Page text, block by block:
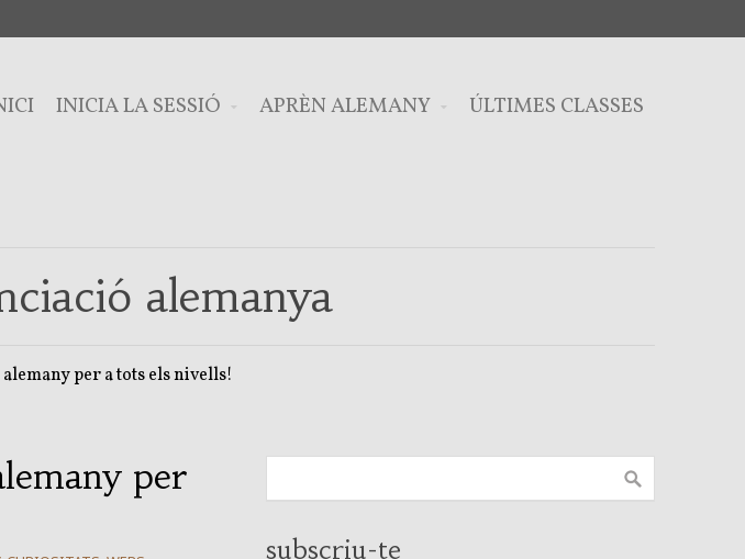
INICIA LA SESSIÓ APRÈN ALEMANY ÚLTIMES CLASSES
alemanya
per a tots els nivells!
per
subscriu-te